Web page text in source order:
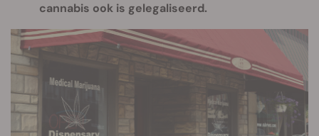
cannabis ook is gelegaliseerd.